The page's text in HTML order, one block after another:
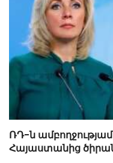
ՌԴ-ն
Հայաստանից